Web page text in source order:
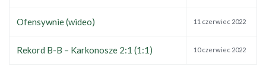
Ofensywnie (wideo) 11 czerwiec 2022
Rekord B-B – Karkonosze 2:1 (1:1) 10 czerwiec 2022